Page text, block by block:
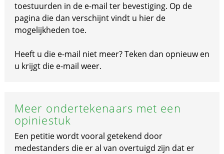
toestuurden in de e-mail ter bevestiging. Op de
pagina die dan verschijnt vindt u hier de
mogelijkheden toe.
Heeft u die e-mail niet meer? Teken dan opnieuw en
u krijgt die e-mail weer.
Meer ondertekenaars met een
opiniestuk
Een petitie wordt vooral getekend door
medestanders die er al van overtuigd zijn dat er